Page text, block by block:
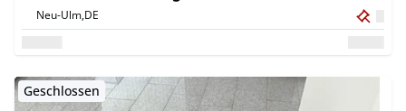
Neu-Ulm,DE
Geschlossen